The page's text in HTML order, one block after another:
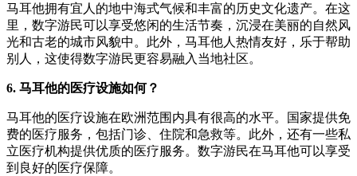
马耳他拥有宜人的地中海式气候和丰富的历史文化遗产。在这
里，数字游民可以享受悠闲的生活节奏，沉浸在美丽的自然风
光和古老的城市风貌中。此外，马耳他人热情友好，乐于帮助
别人，这使得数字游民更容易融入当地社区。
6. 马耳他的医疗设施如何？
马耳他的医疗设施在欧洲范围内具有很高的水平。国家提供免
费的医疗服务，包括门诊、住院和急救等。此外，还有一些私
立医疗机构提供优质的医疗服务。数字游民在马耳他可以享受
到良好的医疗保障。